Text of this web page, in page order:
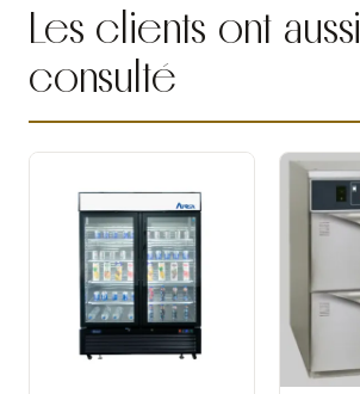
Les clients ont aussi
consulté